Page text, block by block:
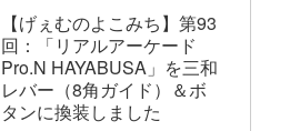
【げぇむのよこみち】第93
回：「リアルアーケード
Pro.N HAYABUSA」を三和
レバー（8角ガイド）＆ボ
タンに換装しました